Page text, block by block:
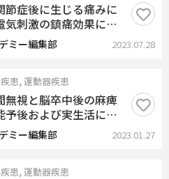
節症後に生じる痛みに
気刺激の鎮痛効果につ
）
ミー編集部 2023.07.28
患, 運動器疾患
無視と脳卒中後の麻痺
予後および実生活にお
動の予後について
ミー編集部 2023.01.27
患, 運動器疾患